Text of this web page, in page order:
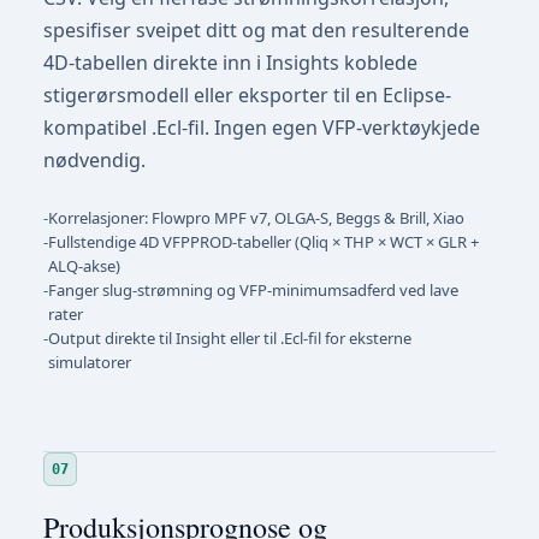
spesifiser sveipet ditt og mat den resulterende
4D-tabellen direkte inn i Insights koblede
stigerørsmodell eller eksporter til en Eclipse-
kompatibel .Ecl-fil. Ingen egen VFP-verktøykjede
nødvendig.
-Korrelasjoner: Flowpro MPF v7, OLGA-S, Beggs & Brill, Xiao
-Fullstendige 4D VFPPROD-tabeller (Qliq × THP × WCT × GLR +
ALQ-akse)
-Fanger slug-strømning og VFP-minimumsadferd ved lave
rater
-Output direkte til Insight eller til .Ecl-fil for eksterne
simulatorer
07
Produksjonsprognose og